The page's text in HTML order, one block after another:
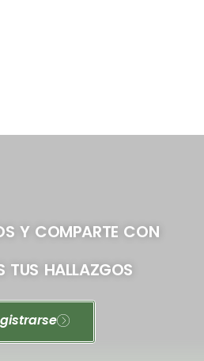
Y COMPARTE CON
TUS HALLAZGOS